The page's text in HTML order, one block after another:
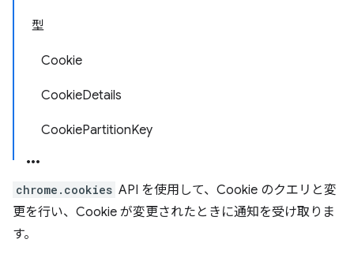
型
Cookie
CookieDetails
CookiePartitionKey
chrome.cookies API を使用して、Cookie のクエリと変
更を行い、Cookie が変更されたときに通知を受け取りま
す。